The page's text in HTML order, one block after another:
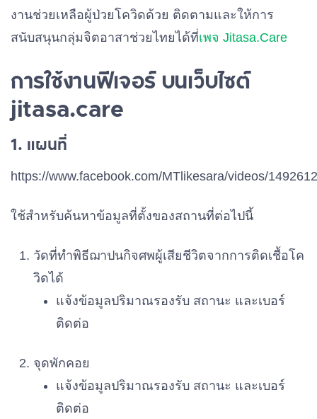
งานช่วยเหลือผู้ป่วยโควิดด้วย ติดตามและให้การ
สนับสนุนกลุ่มจิตอาสาช่วยไทยได้ที่เพจ Jitasa.Care
การใช้งานฟีเจอร์ บนเว็บไซต์
jitasa.care
1. แผนที่
https://www.facebook.com/MTlikesara/videos/
ใช้สำหรับค้นหาข้อมูลที่ตั้งของสถานที่ต่อไปนี้
วัดที่ทำพิธีฌาปนกิจศพผู้เสียชีวิตจากการติดเชื้อโค
วิดได้
แจ้งข้อมูลปริมาณรองรับ สถานะ และเบอร์
ติดต่อ
จุดพักคอย
แจ้งข้อมูลปริมาณรองรับ สถานะ และเบอร์
ติดต่อ